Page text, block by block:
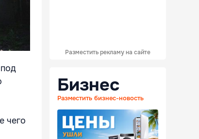
чего
Разместить рекламу на сайте
Бизнес
Разместить бизнес-новость